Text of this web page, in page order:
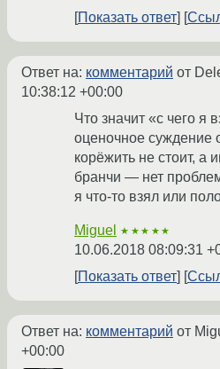
Показать ответ
Ответ на: комментарий от
10:38:12 +00:00
Что значит «с чего я
оценочное суждение
корёжить не стоит, а
бранчи — нет
я что-то взял или
Miguel ★★★★★
10.06.2018 08:09:31
Показать ответ
Ответ на: комментарий от
+00:00